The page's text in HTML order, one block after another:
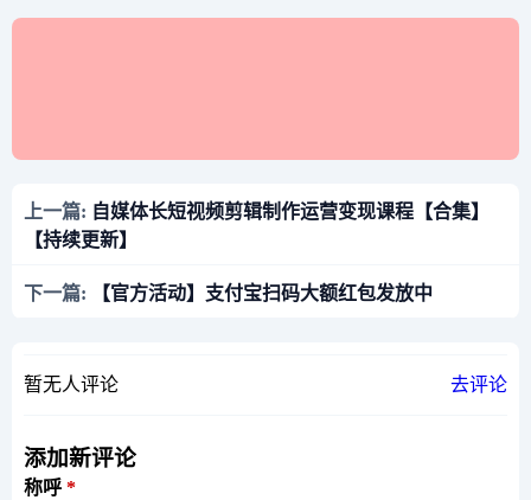
上一篇: 自媒体长短视频剪辑制作运营变现课程【合集】
【持续更新】
下一篇: 【官方活动】支付宝扫码大额红包发放中
暂无人评论 去评论
添加新评论
称呼